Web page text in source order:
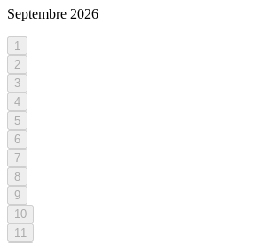
Septembre 2026
1
2
3
4
5
6
7
8
9
10
11